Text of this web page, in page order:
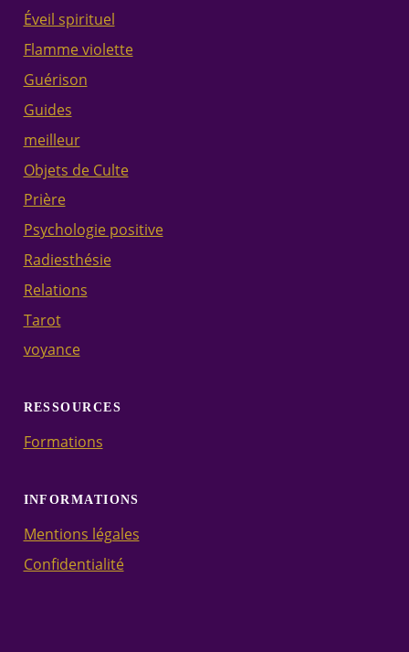
Éveil spirituel
Flamme violette
Guérison
Guides
meilleur
Objets de Culte
Prière
Psychologie positive
Radiesthésie
Relations
Tarot
voyance
RESSOURCES
Formations
INFORMATIONS
Mentions légales
Confidentialité